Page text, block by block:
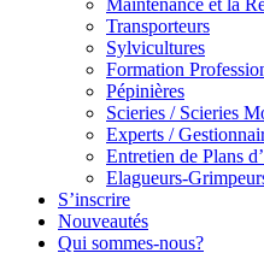
Maintenance et la
Transporteurs
Sylvicultures
Formation
Pépinières
Scieries / Scieries
Experts /
Entretien de Plans
Elagueurs-
S’inscrire
Nouveautés
Qui sommes-nous?